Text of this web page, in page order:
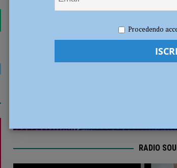
nido, Tagliaferri (FdI): “Verificare subito la situazione nella
Redazione MC Eventi a
RADIO
Procedendo